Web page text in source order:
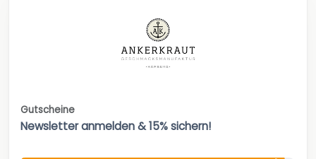
Gutscheine
Newsletter anmelden & 15% sichern!